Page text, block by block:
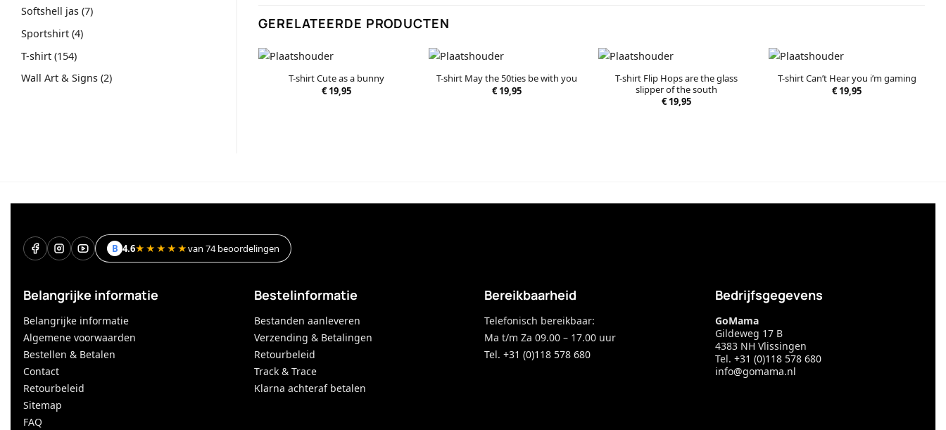
Softshell jas 77
Sportshirt 44
T-shirt 154154
producten
Wall Art & Signs 22
GERELATEERDE PRODUCTEN
T-shirt Cute as a bunny
€19,95
T-shirt May the 50ties be with you
€19,95
T-shirt Flip Hops are the glass
slipper of the south
€19,95
T-shirt Can’t Hear you i’m gaming
€19,95
B 4.6★★★★★van 74 beoordelingen
Belangrijke informatie
Belangrijke informatie
Algemene voorwaarden
Bestellen & Betalen
Contact
Retourbeleid
Sitemap
FAQ
Bestelinformatie
Bestanden aanleveren
Verzending & Betalingen
Retourbeleid
Track & Trace
Klarna achteraf betalen
Bereikbaarheid
Telefonisch bereikbaar:
Ma t/m Za 09.00 – 17.00 uur
Tel. +31 (0)118 578 680
Bedrijfsgegevens
GoMama
Gildeweg 17 B
4383 NH Vlissingen
Tel. +31 (0)118 578 680
info@gomama.nl